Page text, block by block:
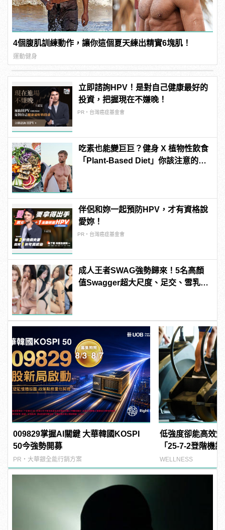
4個腹肌訓練動作，讓你這個夏天練出精實6塊肌！
運動健身
立即諮詢HPV！是對自己健康最好的
投資，把握現在不嫌晚！
PR・台灣癌症基金會
吃素也能變巨巨？健身 X 植物性飲食
「Plant-Based Diet」你該注意的4
伴侶和妳一起預防HPV，才有資格說
愛妳！
PR・台灣癌症基金會
成人王者SWAG強勢歸來！5名高顏
值Swagger超大尺度、足交、雪乳、
009829掌握AI關鍵 大華韓國KOSPI
50今強勢開募
PR・大華銀全能行銷方案
低強度卻能高效
「25-7-2登階機
WELLNESS